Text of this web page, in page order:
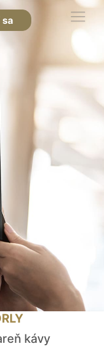
kávy